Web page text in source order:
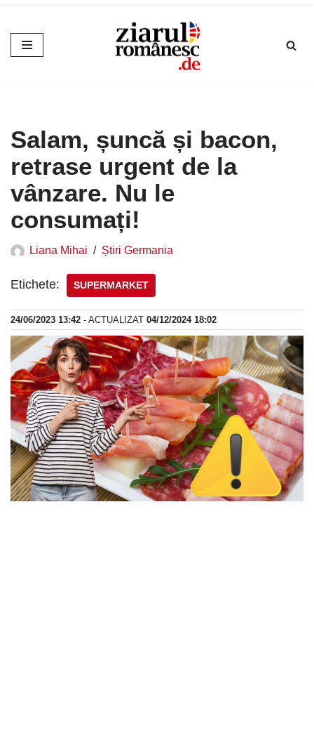
Sari
la
Salam, șuncă și bacon,
retrase urgent de la
vânzare. Nu le
consumați!
Liana Mihai Știri Germania
Etichete: SUPERMARKET
24/06/2023 13:42 - ACTUALIZAT 04/12/2024 18:02